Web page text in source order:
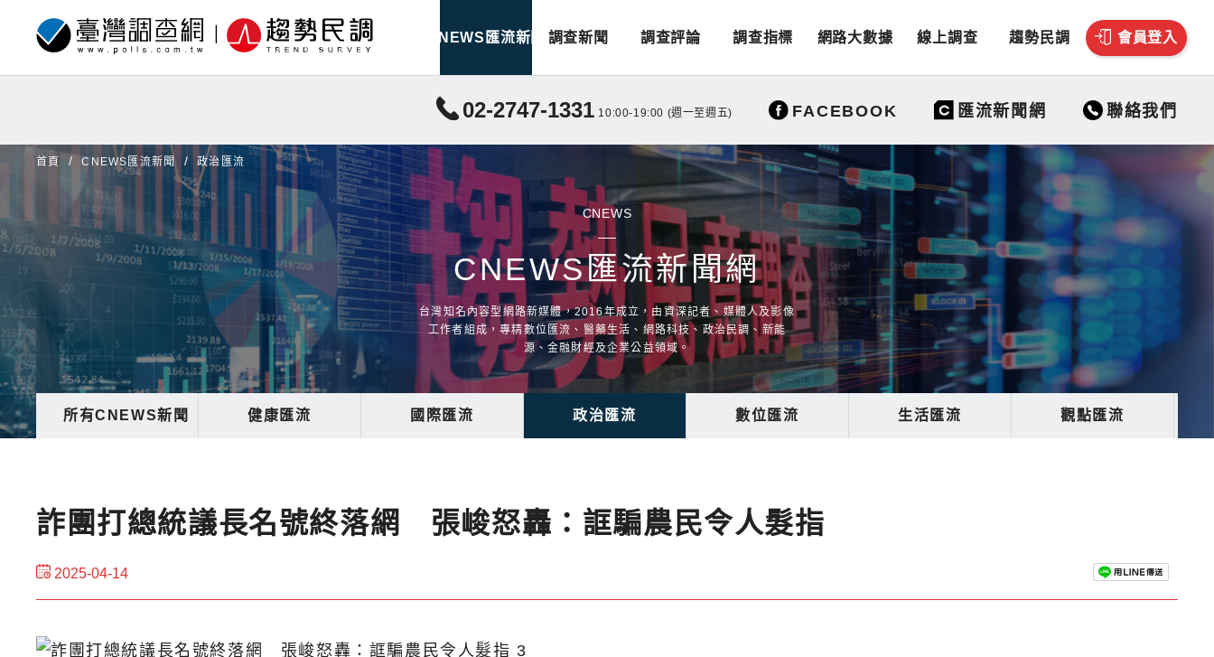
CNEWS匯流新聞 調查新聞 調查評論 調查指標 網路大數據 線上調查 趨勢民調 會員登入
02-2747-1331 10:00-19:00 (週一至週五) FACEBOOK 匯流新聞網 聯絡我們
首頁 CNEWS匯流新聞 政治匯流
CNEWS
CNEWS匯流新聞網
台灣知名內容型網路新媒體，2016年成立，由資深記者、媒體人及影像
工作者組成，專精數位匯流、醫藥生活、網路科技、政治民調、新能
源、金融財經及企業公益領域。
所有CNEWS新聞 健康匯流 國際匯流 政治匯流 數位匯流 生活匯流 觀點匯流
詐團打總統議長名號終落網 張峻怒轟：誆騙農民令人髮指
2025-04-14